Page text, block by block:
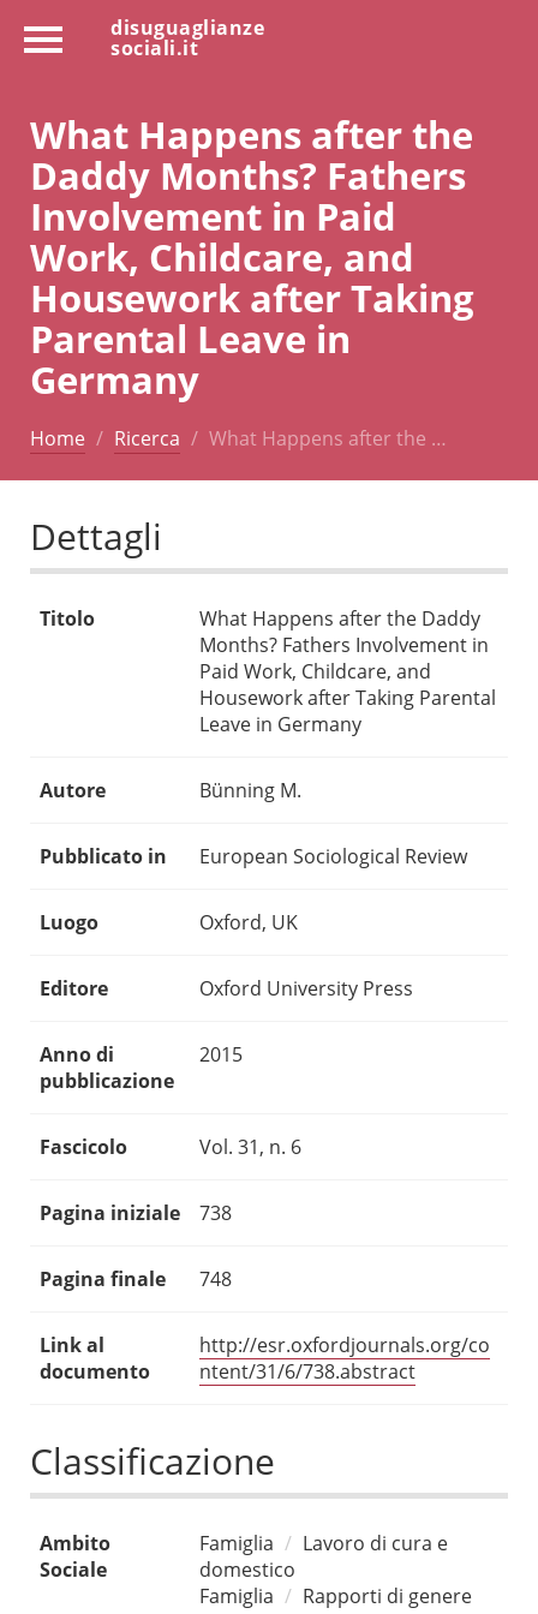
disuguaglianze
sociali.it
What Happens after the
Daddy Months? Fathers
Involvement in Paid
Work, Childcare, and
Housework after Taking
Parental Leave in
Germany
Home Ricerca What Happens after the …
Dettagli
Titolo
What Happens after the Daddy
Months? Fathers Involvement in
Paid Work, Childcare, and
Housework after Taking Parental
Leave in Germany
Autore Bünning M.
Pubblicato in European Sociological Review
Luogo Oxford, UK
Editore Oxford University Press
Anno di
pubblicazione
2015
Fascicolo Vol. 31, n. 6
Pagina iniziale 738
Pagina finale 748
Link al
documento
http://esr.oxfordjournals.org/co
ntent/31/6/738.abstract
Classificazione
Ambito
Sociale
Famiglia
Lavoro di cura e
domestico
Famiglia
Rapporti di genere